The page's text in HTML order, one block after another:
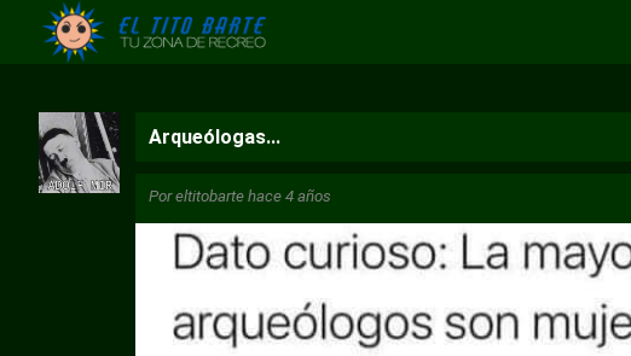
Arqueólogas...
Poreltitobartehace 4 años